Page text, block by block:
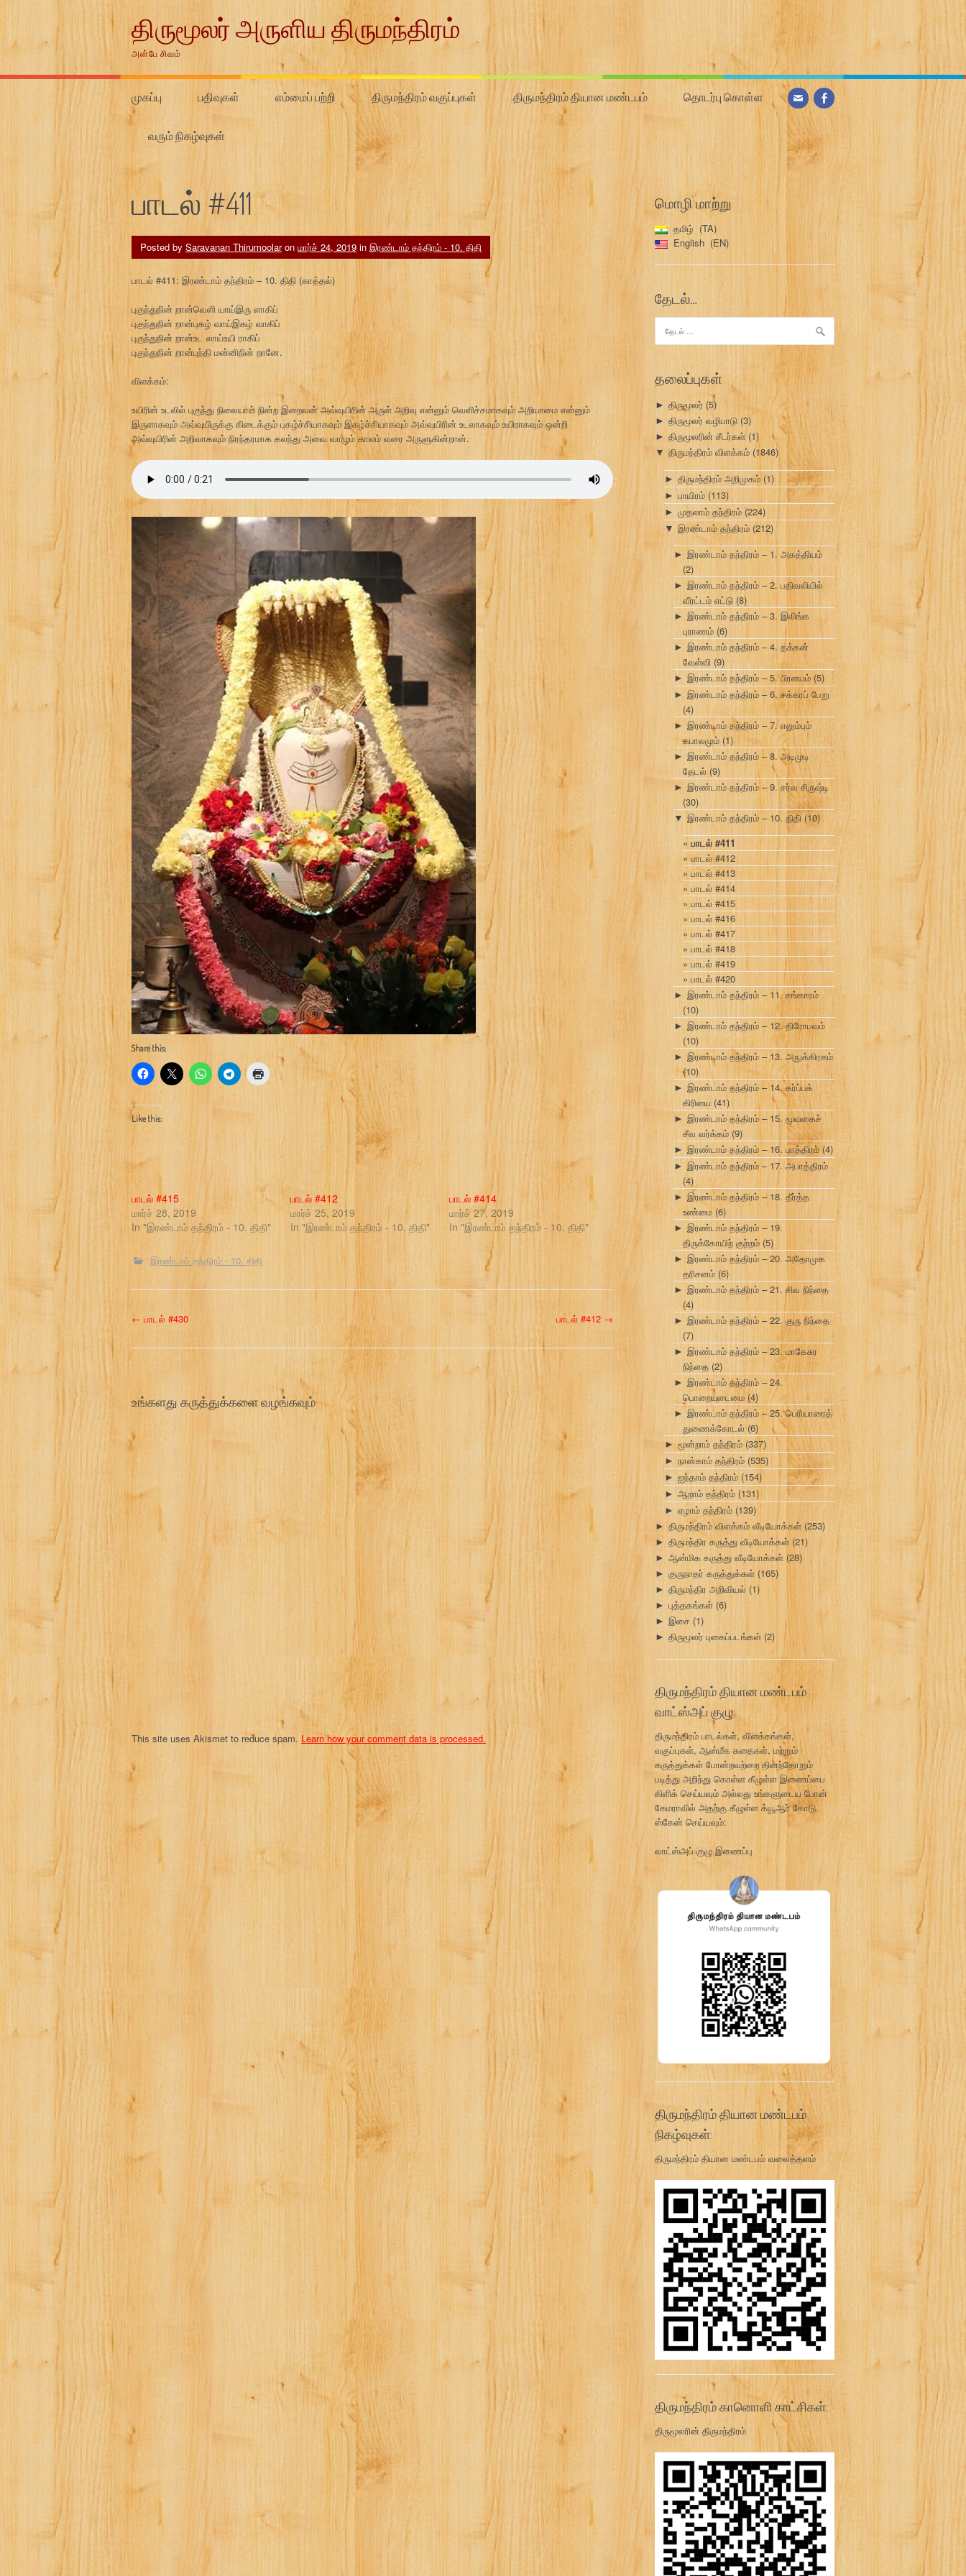
திருமூலர் அருளிய திருமந்திரம்
அன்பே சிவம்
முகப்பு பதிவுகள் எம்மைப் பற்றி திருமந்திரம் வகுப்புகள் திருமந்திரம் தியான மண்டபம் தொடர்பு கொள்ள
வரும் நிகழ்வுகள்
பாடல் #411
Posted by Saravanan Thirumoolaron மார்ச் 24, 2019 in இரண்டாம் தந்திரம் - 10. திதி
பாடல் #411: இரண்டாம் தந்திரம் – 10. திதி (காத்தல்)
புகுந்துநின் றான்வெளி யாய்இரு ளாகிப்
புகுந்துநின் றான்புகழ் வாய்இகழ் வாகிப்
புகுந்துநின் றான்உட லாய்உயி ராகிப்
புகுந்துநின் றான்புந்தி மன்னிநின் றானே.
விளக்கம்:
உயிரின் உடலில் புகுந்து நிலையாய் நின்ற இறைவன் அவ்வுயிரின் அருள் அறிவு என்னும் வெளிச்சமாகவும் அறியாமை என்னும்
இருளாகவும் அவ்வுயிருக்கு கிடைக்கும் புகழ்ச்சியாகவும் இகழ்ச்சியாகவும் அவ்வுயிரின் உடலாகவும் உயிராகவும் ஒன்றி
அவ்வுயிரின் அறிவாகவும் நிரந்தரமாக கலந்து அவை வாழும் காலம் வரை அருளுகின்றான்.
Share this:
Like this:
பாடல் #415
மார்ச் 28, 2019
In "இரண்டாம் தந்திரம் - 10. திதி"
பாடல் #412
மார்ச் 25, 2019
In "இரண்டாம் தந்திரம் - 10. திதி"
பாடல் #414
மார்ச் 27, 2019
In "இரண்டாம் தந்திரம் - 10. திதி"
இரண்டாம் தந்திரம் - 10. திதி
P
o
t
n
a
v
← பாடல் #430 பாடல் #412 →
உங்களது கருத்துக்களை வழங்கவும்
This site uses Akismet to reduce spam. Learn how your comment data is processed.
மொழி மாற்று
தமிழ்
TA
English
EN
தேடல்…
தேடு:
தலைப்புகள்
► திருமூலர் (5)
► திருமூலர் வழிபாடு (3)
► திருமூலரின் சீடர்கள் (1)
▼ திருமந்திரம் விளக்கம் (1846)
► திருமந்திரம் அறிமுகம் (1)
► பாயிரம் (113)
► முதலாம் தந்திரம் (224)
▼ இரண்டாம் தந்திரம் (212)
► இரண்டாம் தந்திரம் – 1. அகத்தியம்
(2)
► இரண்டாம் தந்திரம் – 2. பதிவலியில்
வீரட்டம் எட்டு (8)
► இரண்டாம் தந்திரம் – 3. இலிங்க
புராணம் (6)
► இரண்டாம் தந்திரம் – 4. தக்கன்
வேள்வி (9)
► இரண்டாம் தந்திரம் – 5. பிரளயம் (5)
► இரண்டாம் தந்திரம் – 6. சக்கரப் பேறு
(4)
► இரண்டாம் தந்திரம் – 7. எலும்பும்
கபாலமும் (1)
► இரண்டாம் தந்திரம் – 8. அடிமுடி
தேடல் (9)
► இரண்டாம் தந்திரம் – 9. சர்வ சிருஷ்டி
(30)
▼ இரண்டாம் தந்திரம் – 10. திதி(10)
பாடல் #411
பாடல் #412
பாடல் #413
பாடல் #414
பாடல் #415
பாடல் #416
பாடல் #417
பாடல் #418
பாடல் #419
பாடல் #420
► இரண்டாம் தந்திரம் – 11. சங்காரம்
(10)
► இரண்டாம் தந்திரம் – 12. திரோபவம்
(10)
► இரண்டாம் தந்திரம் – 13. அநுக்கிரகம்
(10)
► இரண்டாம் தந்திரம் – 14. கர்ப்பக்
கிரியை (41)
► இரண்டாம் தந்திரம் – 15. மூவகைச்
சீவ வர்க்கம் (9)
► இரண்டாம் தந்திரம் – 16. பாத்திரம் (4)
► இரண்டாம் தந்திரம் – 17. அபாத்திரம்
(4)
► இரண்டாம் தந்திரம் – 18. தீர்த்த
உண்மை (6)
► இரண்டாம் தந்திரம் – 19.
திருக்கோயிற் குற்றம் (5)
► இரண்டாம் தந்திரம் – 20. அதோமுக
தரிசனம் (6)
► இரண்டாம் தந்திரம் – 21. சிவ நிந்தை
(4)
► இரண்டாம் தந்திரம் – 22. குரு நிந்தை
(7)
► இரண்டாம் தந்திரம் – 23. மாகேசுர
நிந்தை (2)
► இரண்டாம் தந்திரம் – 24.
பொறையுடைமை (4)
► இரண்டாம் தந்திரம் – 25. பெரியாரைத்
துணைக்கோடல் (6)
► மூன்றாம் தந்திரம் (337)
► நான்காம் தந்திரம் (535)
► ஐந்தாம் தந்திரம் (154)
► ஆறாம் தந்திரம் (131)
► ஏழாம் தந்திரம் (139)
► திருமந்திரம் விளக்கம் வீடியோக்கள் (253)
► திருமந்திர கருத்து வீடியோக்கள் (21)
► ஆன்மிக கருத்து வீடியோக்கள் (28)
► குருநாதர் கருத்துக்கள் (165)
► திருமந்திர அறிவியல் (1)
► புத்தகங்கள் (6)
► இசை (1)
► திருமூலர் புகைப்படங்கள் (2)
திருமந்திரம் தியான மண்டபம்
வாட்ஸ்அப் குழு:
திருமந்திரம் பாடல்கள், விளக்கங்கள்,
வகுப்புகள், ஆன்மீக கதைகள், மற்றும்
கருத்துக்கள் போன்றவற்றை தினந்தோறும்
படித்து அறிந்து கொள்ள கீழுள்ள இணைப்பை
கிளிக் செய்யவும் அல்லது உங்களுடைய போன்
கேமராவில் அதற்கு கீழுள்ள க்யூஆர் கோடு
ஸ்கேன் செய்யவும்:
வாட்ஸ்அப் குழு இணைப்பு
திருமந்திரம் தியான மண்டபம்
நிகழ்வுகள்:
திருமந்திரம் தியான மண்டபம் வலைத்தளம்
திருமந்திரம் கானொளி காட்சிகள்:
திருமூலரின் திருமந்திரம்